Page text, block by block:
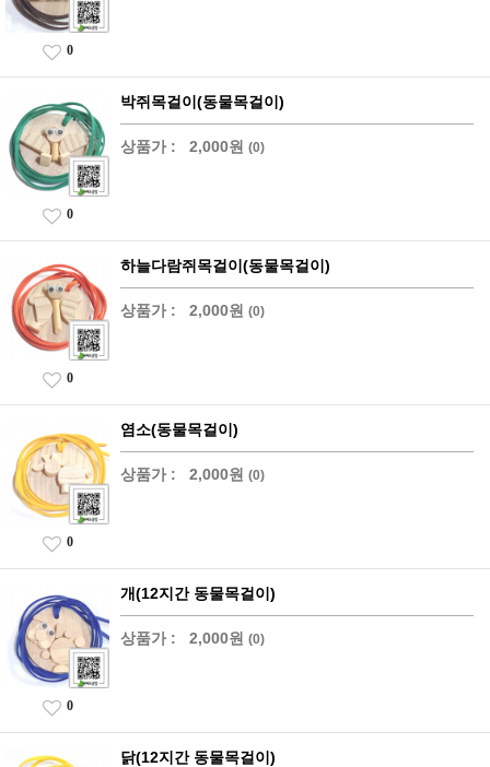
0
박쥐목걸이(동물목걸이)
상품가 : 2,000원 (0)
0
하늘다람쥐목걸이(동물목걸이)
상품가 : 2,000원 (0)
0
염소(동물목걸이)
상품가 : 2,000원 (0)
0
개(12지간 동물목걸이)
상품가 : 2,000원 (0)
0
닭(12지간 동물목걸이)